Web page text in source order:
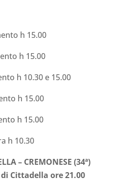
h 15.00
h 15.00
h 10.30 e 15.00
h 15.00
h 15.00
h 10.30
– CREMONESE (34ª)
di Cittadella ore 21.00